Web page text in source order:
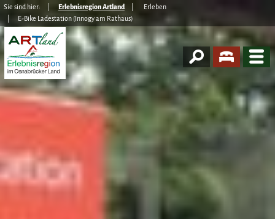
Sie sind hier: Erlebnisregion Artland
Erleben
E-Bike Ladestation (Innogy am Rathaus)